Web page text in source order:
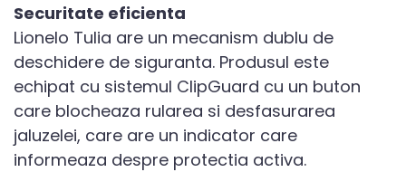
Securitate eficienta
Lionelo Tulia are un mecanism dublu de
deschidere de siguranta. Produsul este
echipat cu sistemul ClipGuard cu un buton
care blocheaza rularea si desfasurarea
jaluzelei, care are un indicator care
informeaza despre protectia activa.